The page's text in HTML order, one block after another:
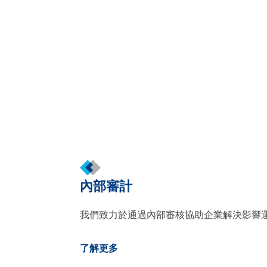
內部審計
我們致力於通過內部審核協助企業解決影響
了解更多